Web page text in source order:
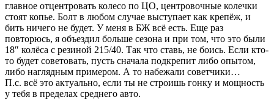
главное отцентровать колесо по ЦО, центровочные колечки
стоят копье. Болт в любом случае выступает как крепёж, и
бить ничего не будет. У меня в БЖ всё есть. Еще раз
повторюсь, я объездил больше сезона и при том, что это были
18″ колёса с резиной 215/40. Так что ставь, не боись. Если кто-
то будет советовать, пусть сначала подкрепит либо опытом,
либо наглядным примером. А то набежали советчики…
П.с. всё это актуально, если ты не строишь гонку и мощность
у тебя в пределах среднего авто.